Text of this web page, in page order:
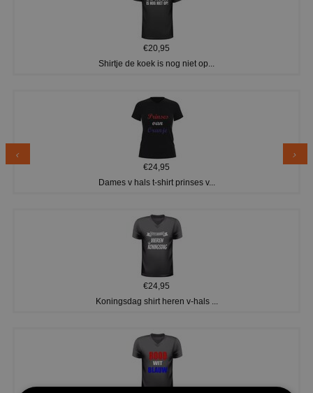
€20,95
Shirtje de koek is nog niet op...
€24,95
Dames v hals t-shirt prinses v...
€24,95
Koningsdag shirt heren v-hals ...